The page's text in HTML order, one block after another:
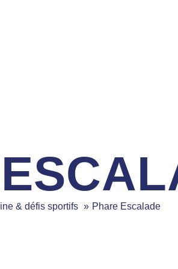
& défis sportifs Phare Escalade